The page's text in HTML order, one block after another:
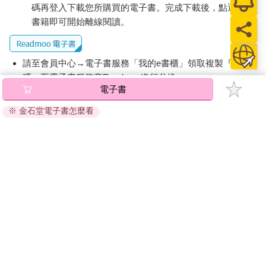
碼再登入下載您所購買的電子書。完成下載後，點選任一
書籍即可開始離線閱讀。
請至會員中心→電子書服務「我的e書櫃」領取複製『兌換
碼』至電子書服務商Readmoo進行兌換。
退換貨須知：
因版權保護，您在金石堂所購買的電子書僅能以金石堂專屬
電子書
※ 金石堂電子書怎麼看